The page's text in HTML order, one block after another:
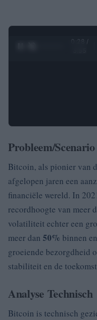
0:28 /
Probleem/Scenario
Bitcoin, als pionier van
afgelopen jaren een
financiële wereld. In
recordhoogte van meer
volatiliteit echter een
meer dan 50% binnen
groeiende bezorgdheid
stabiliteit en de
Analyse Technisch
Bitcoin is technisch